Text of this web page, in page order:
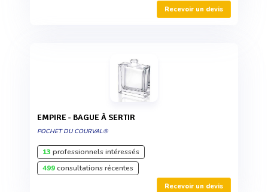
Recevoir un devis
EMPIRE - BAGUE À SERTIR
POCHET DU COURVAL®
13 professionnels intéressés
499consultations récentes
Recevoir un devis